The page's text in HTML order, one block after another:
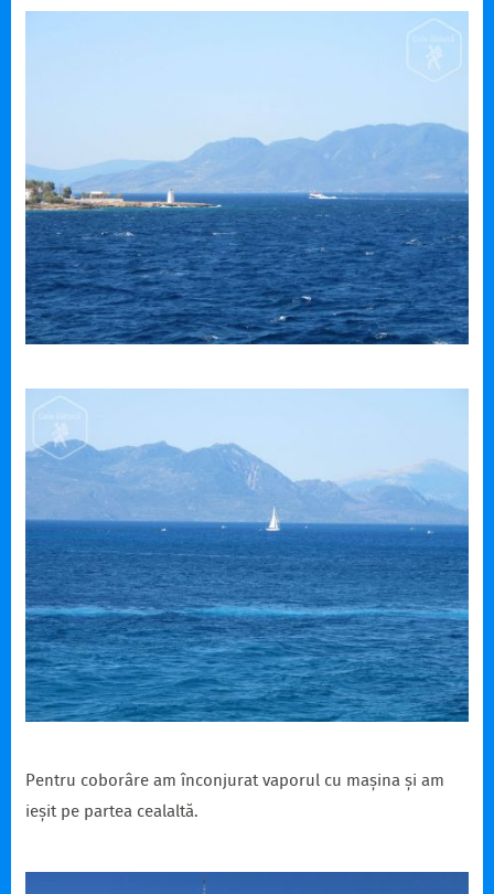
Pentru coborâre am înconjurat vaporul cu mașina și am
ieșit pe partea cealaltă.